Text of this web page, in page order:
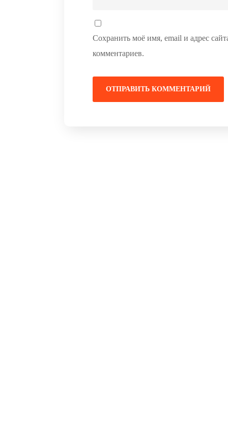
Сохранить моё имя, email и адрес
комментариев.